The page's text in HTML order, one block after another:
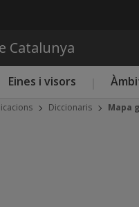
Catalunya
Eines i visors
Diccionaris Mapa